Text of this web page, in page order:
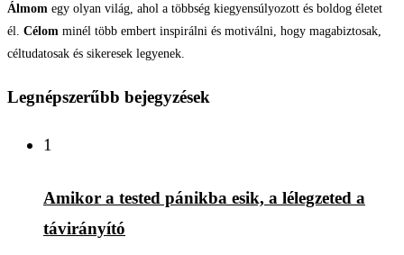
Álmom egy olyan világ, ahol a többség kiegyensúlyozott és boldog életet
él. Célom minél több embert inspirálni és motiválni, hogy magabiztosak,
céltudatosak és sikeresek legyenek.
Legnépszerűbb bejegyzések
1
Amikor a tested pánikba esik, a lélegzeted a
távirányító